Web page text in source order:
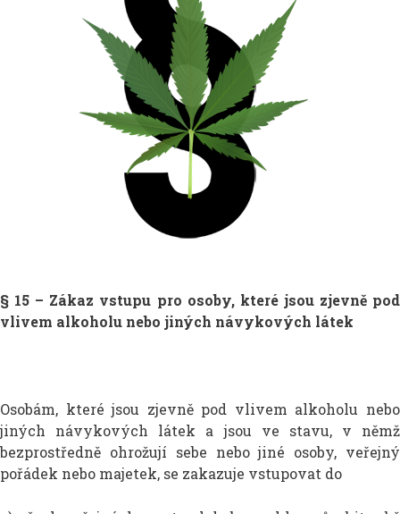
§ 15 – Zákaz vstupu pro osoby, které jsou zjevně pod
vlivem alkoholu nebo jiných návykových látek
Osobám, které jsou zjevně pod vlivem alkoholu nebo
jiných návykových látek a jsou ve stavu, v němž
bezprostředně ohrožují sebe nebo jiné osoby, veřejný
pořádek nebo majetek, se zakazuje vstupovat do